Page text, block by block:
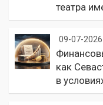
театра
09-07-2026
как
в